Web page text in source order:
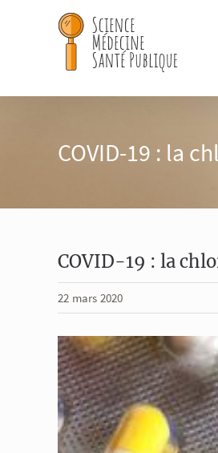
COVID-19 : la
COVID-19 : la
22 mars 2020
Voir
l'image
agrandie